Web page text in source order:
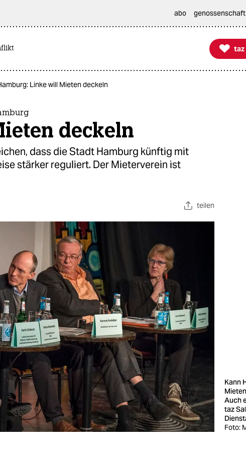
abo genossenschaft

taz taz
Linke will Mieten deckeln
deckeln
dass die Stadt Hamburg künftig mit
stärker reguliert. Der Mieterverein ist
teilen
Kann
Auch
taz
Foto: